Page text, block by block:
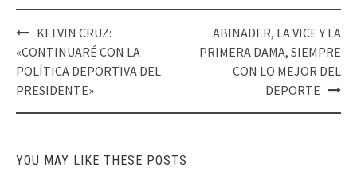
Post
navigation
KELVIN CRUZ:
«CONTINUARÉ CON LA
POLÍTICA DEPORTIVA DEL
PRESIDENTE»
ABINADER, LA VICE Y LA
PRIMERA DAMA, SIEMPRE
CON LO MEJOR DEL
DEPORTE
YOU MAY LIKE THESE POSTS